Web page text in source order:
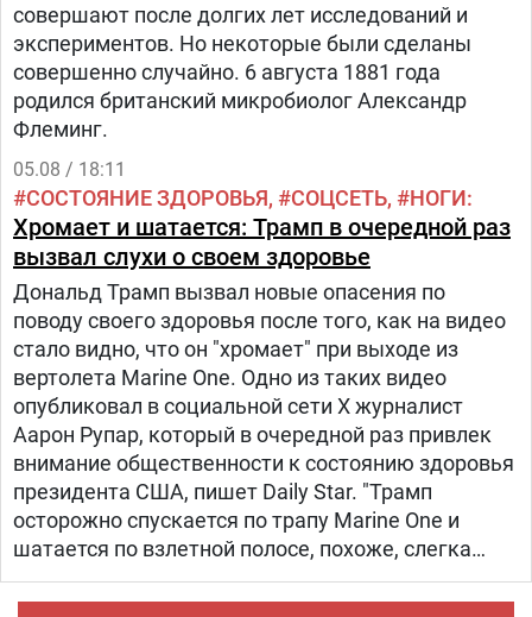
совершают после долгих лет исследований и
экспериментов. Но некоторые были сделаны
совершенно случайно. 6 августа 1881 года
родился британский микробиолог Александр
Флеминг.
05.08 / 18:11
СОСТОЯНИЕ ЗДОРОВЬЯ СОЦСЕТЬ НОГИ
Хромает и шатается: Трамп в очередной раз
вызвал слухи о своем здоровье
Дональд Трамп вызвал новые опасения по
поводу своего здоровья после того, как на видео
стало видно, что он "хромает" при выходе из
вертолета Marine One. Одно из таких видео
опубликовал в социальной сети Х журналист
Аарон Рупар, который в очередной раз привлек
внимание общественности к состоянию здоровья
президента США, пишет Daily Star. "Трамп
осторожно спускается по трапу Marine One и
шатается по взлетной полосе, похоже, слегка
прихрамывая", — написал журналист.